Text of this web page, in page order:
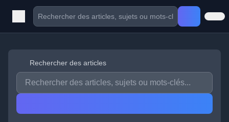
Rechercher des articles